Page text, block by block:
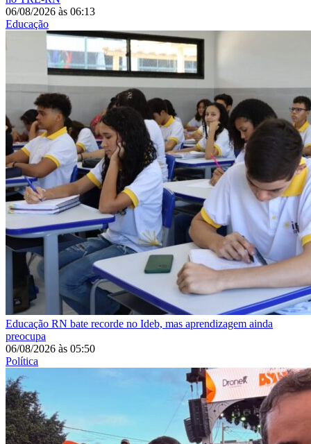
06/08/2026 às 06:13
Educação
Educação RN bate recorde no Ideb, mas aprendizagem ainda
preocupa
06/08/2026 às 05:50
Política